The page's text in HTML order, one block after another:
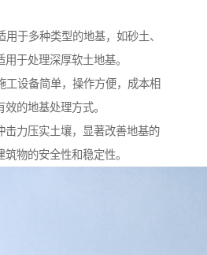
于多种类型的地基，如砂土、
于处理深厚软土地基。
工设备简单，操作方便，成本相
的地基处理方式。
击力压实土壤，显著改善地基的
物的安全性和稳定性。